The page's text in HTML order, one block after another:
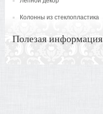
Колонны из стеклопластика
Полезая информация